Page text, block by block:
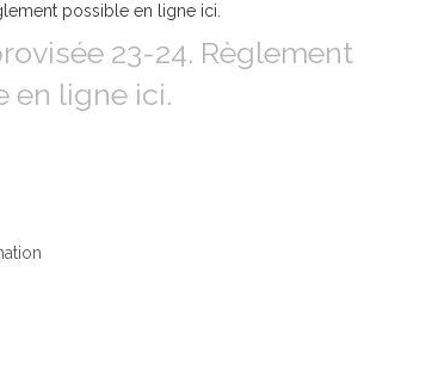
23-24. Règlement
en ligne ici.